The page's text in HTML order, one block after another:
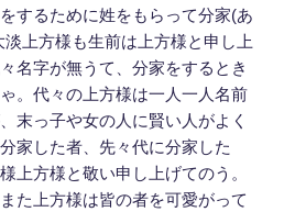
するために姓をもらって分家(あ
上方様も生前は上方様と申し上
名字が無うて、分家をするとき
。代々の上方様は一人一人名前
末っ子や女の人に賢い人がよく
家した者、先々代に分家した
上方様と敬い申し上げてのう。
た上方様は皆の者を可愛がって